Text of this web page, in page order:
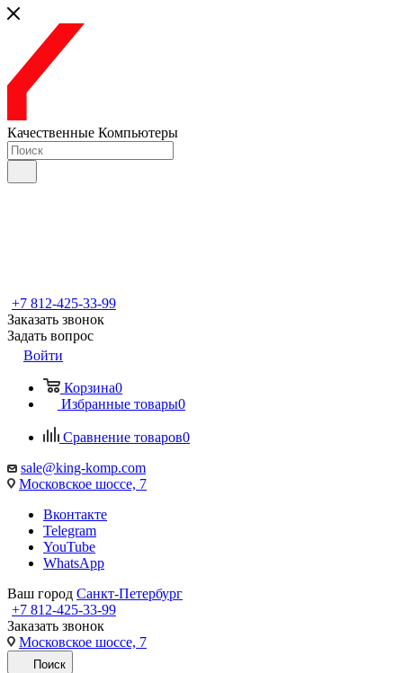
Качественные Компьютеры
+7 812-425-33-99
Заказать звонок
Задать вопрос
Войти
Корзина0
Избранные товары0
Сравнение товаров0
sale@king-komp.com
Московское шоссе, 7
Вконтакте
Telegram
YouTube
WhatsApp
Ваш город Санкт-Петербург
+7 812-425-33-99
Заказать звонок
Московское шоссе, 7
Поиск